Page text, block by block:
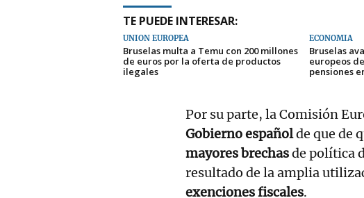
TE PUEDE INTERESAR:
UNIÓN EUROPEA
Bruselas multa a Temu con 200 millones
de euros por la oferta de productos
ilegales
ECONOMÍA
Bruselas
europeos
pensiones
Por su parte, la Comisión
Gobierno españolde que de
mayores brechasde política
resultado de la amplia
exenciones fiscales.